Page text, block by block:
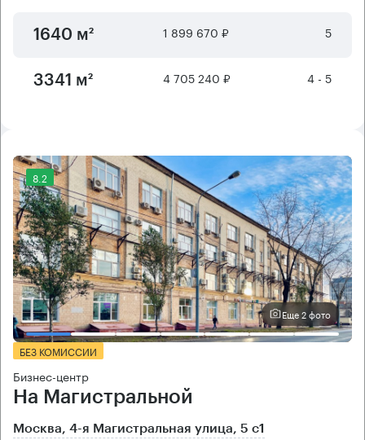
1640 м² 1 899 670 ₽ 5
3341 м² 4 705 240 ₽ 4 - 5
8.2
Еще 2 фото
БЕЗ КОМИССИИ
Бизнес-центр
На Магистральной
Москва, 4-я Магистральная улица, 5 с1